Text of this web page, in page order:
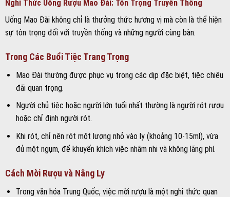
Nghi Thức Uống Rượu Mao Đài: Tôn Trọng Truyền Thống
Uống Mao Đài không chỉ là thưởng thức hương vị mà còn là thể hiện
sự tôn trọng đối với truyền thống và những người cùng bàn.
Trong Các Buổi Tiệc Trang Trọng
Mao Đài thường được phục vụ trong các dịp đặc biệt, tiệc chiêu
đãi quan trọng.
Người chủ tiệc hoặc người lớn tuổi nhất thường là người rót rượu
hoặc chỉ định người rót.
Khi rót, chỉ nên rót một lượng nhỏ vào ly (khoảng 10-15ml), vừa
đủ một ngụm, để khuyến khích việc nhâm nhi và không lãng phí.
Cách Mời Rượu và Nâng Ly
Trong văn hóa Trung Quốc, việc mời rượu là một nghi thức quan